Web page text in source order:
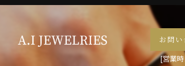
お問
[営業